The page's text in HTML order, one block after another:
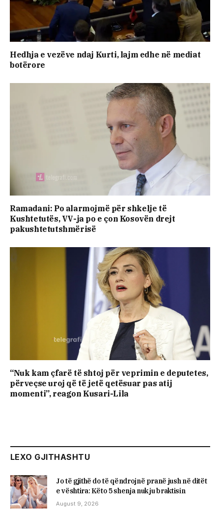
Hedhja e vezëve ndaj Kurti, lajm edhe në mediat
botërore
Ramadani: Po alarmojmë për shkelje të
Kushtetutës, VV-ja po e çon Kosovën drejt
pakushtetutshmërisë
“Nuk kam çfarë të shtoj për veprimin e deputetes,
përveçse uroj që të jetë qetësuar pas atij
momenti”, reagon Kusari-Lila
LEXO GJITHASHTU
Jo të gjithë do të qëndrojnë pranë jush në ditët
e vështira: Këto 5 shenja nuk ju braktisin
August 9, 2026